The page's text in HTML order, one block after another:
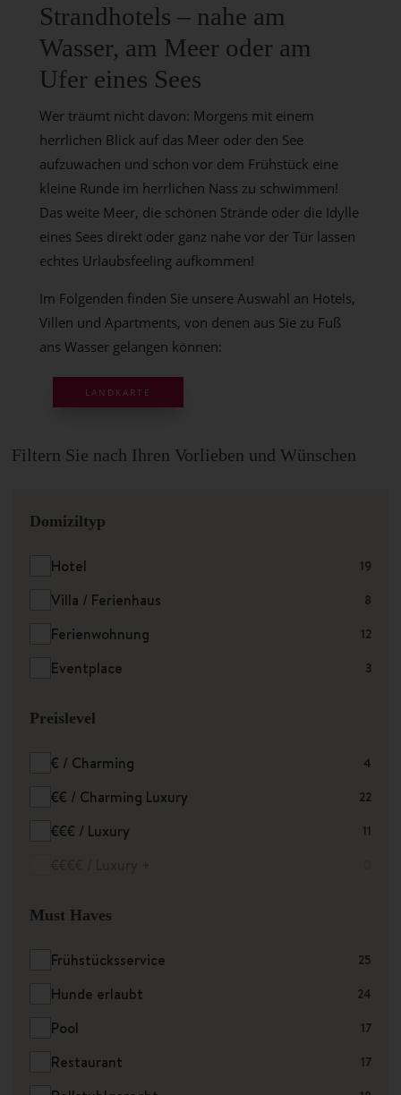
Strandhotels – nahe am
Wasser, am Meer oder am
Ufer eines Sees
Wer träumt nicht davon: Morgens mit einem
herrlichen Blick auf das Meer oder den See
aufzuwachen und schon vor dem Frühstück eine
kleine Runde im herrlichen Nass zu schwimmen!
Das weite Meer, die schönen Strände oder die Idylle
eines Sees direkt oder ganz nahe vor der Tür lassen
echtes Urlaubsfeeling aufkommen!
Im Folgenden finden Sie unsere Auswahl an Hotels,
Villen und Apartments, von denen aus Sie zu Fuß
ans Wasser gelangen können:
LANDKARTE
Filtern Sie nach Ihren Vorlieben und Wünschen
Domiziltyp
Hotel 19
Villa / Ferienhaus 8
Ferienwohnung 12
Eventplace 3
Preislevel
€ / Charming 4
€€ / Charming Luxury 22
€€€ / Luxury 11
Must Haves
Frühstücksservice 25
Hunde erlaubt 24
Pool 17
Restaurant 17